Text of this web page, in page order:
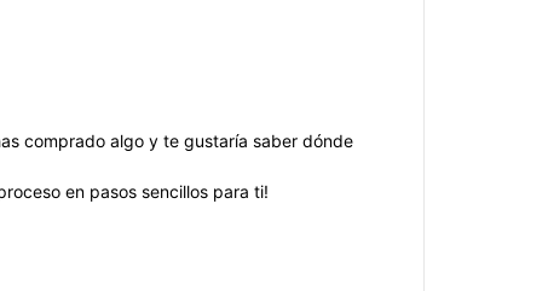
comprado algo y te gustaría saber dónde
en pasos sencillos para ti!